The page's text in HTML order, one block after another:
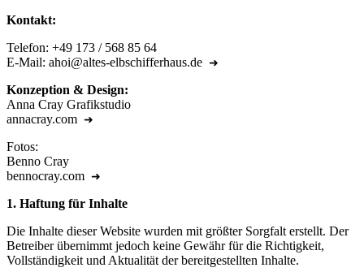
Kontakt:
Telefon: +‭49 173 / 568 85 64‬
E-Mail: ahoi@altes-elbschifferhaus.de
Konzeption & Design:
Anna Cray Grafikstudio
annacray.com
Fotos:
Benno Cray
bennocray.com
1. Haftung für Inhalte
Die Inhalte dieser Website wurden mit größter Sorgfalt erstellt. Der
Betreiber übernimmt jedoch keine Gewähr für die Richtigkeit,
Vollständigkeit und Aktualität der bereitgestellten Inhalte.